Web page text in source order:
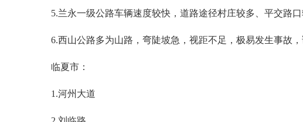
5.兰永一级公路车辆速度较快，道路途径村庄较多、平交路
6.西山公路多为山路，弯陡坡急，视距不足，极易发生事故
临夏市：
1.河州大道